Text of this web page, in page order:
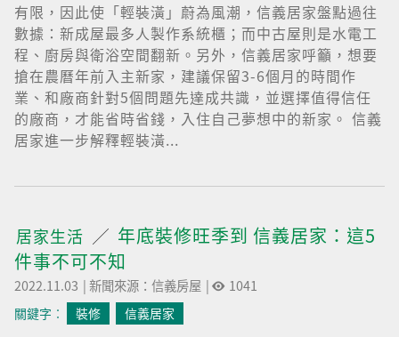
有限，因此使「輕裝潢」蔚為風潮，信義居家盤點過往
數據：新成屋最多人製作系統櫃；而中古屋則是水電工
程、廚房與衛浴空間翻新。另外，信義居家呼籲，想要
搶在農曆年前入主新家，建議保留3-6個月的時間作
業、和廠商針對5個問題先達成共識，並選擇值得信任
的廠商，才能省時省錢，入住自己夢想中的新家。 信義
居家進一步解釋輕裝潢...
居家生活
年底裝修旺季到 信義居家：這5
件事不可不知
2022.11.03 |新聞來源：信義房屋 | 1041
關鍵字︰ 裝修 信義居家